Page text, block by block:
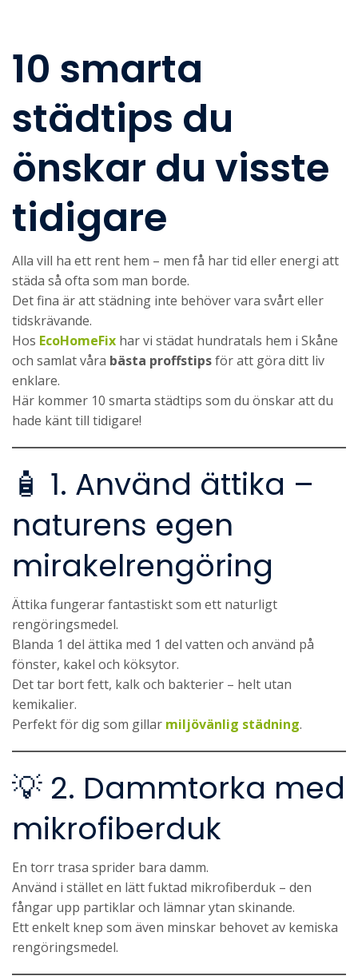
10 smarta
städtips du
önskar du visste
tidigare
Alla vill ha ett rent hem – men få har tid eller energi att
städa så ofta som man borde.
Det fina är att städning inte behöver vara svårt eller
tidskrävande.
Hos EcoHomeFix har vi städat hundratals hem i Skåne
och samlat våra bästa proffstipsför att göra ditt liv
enklare.
Här kommer 10 smarta städtips som du önskar att du
hade känt till tidigare!
🧴 1. Använd ättika –
naturens egen
mirakelrengöring
Ättika fungerar fantastiskt som ett naturligt
rengöringsmedel.
Blanda 1 del ättika med 1 del vatten och använd på
fönster, kakel och köksytor.
Det tar bort fett, kalk och bakterier – helt utan
kemikalier.
Perfekt för dig som gillar miljövänlig städning.
💡 2. Dammtorka med
mikrofiberduk
En torr trasa sprider bara damm.
Använd i stället en lätt fuktad mikrofiberduk – den
fångar upp partiklar och lämnar ytan skinande.
Ett enkelt knep som även minskar behovet av kemiska
rengöringsmedel.